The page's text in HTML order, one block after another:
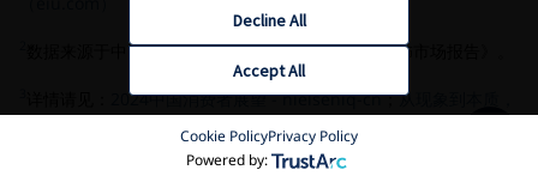
数据来源于中国黄金协会发布的年度《中国黄金首饰市场报告》。
2024中国消费者展望 - nielseniq-cn；从现象到本质，
如今的消费又有了哪些新趋势？_澎湃号·湃客_澎湃新闻-The
《2024中国青年消费趋势报告》_腾讯新闻（qq.com）
Accept All
Decline All
Cookie PolicyPrivacy Policy
Powered by: